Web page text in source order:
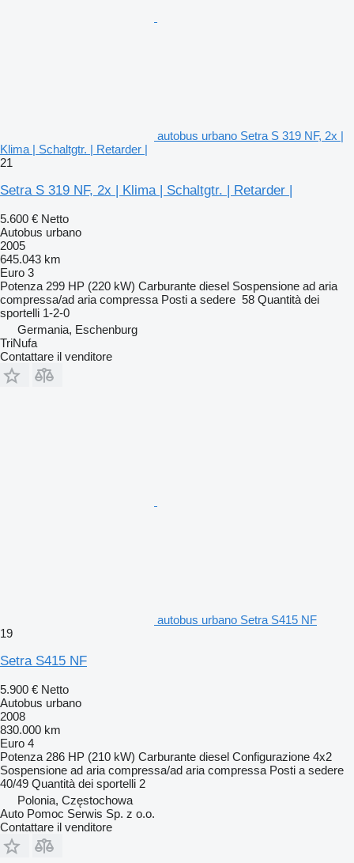
autobus urbano Setra S 319 NF, 2x |
Klima | Schaltgtr. | Retarder |
21
Setra S 319 NF, 2x | Klima | Schaltgtr. | Retarder |
5.600 € Netto
Autobus urbano
2005
645.043 km
Euro 3
Potenza 299 HP (220 kW) Carburante diesel Sospensione ad aria
compressa/ad aria compressa Posti a sedere 58 Quantità dei
sportelli 1-2-0
Germania, Eschenburg
TriNufa
Contattare il venditore
autobus urbano Setra S415 NF
19
Setra S415 NF
5.900 € Netto
Autobus urbano
2008
830.000 km
Euro 4
Potenza 286 HP (210 kW) Carburante diesel Configurazione 4x2
Sospensione ad aria compressa/ad aria compressa Posti a sedere
40/49 Quantità dei sportelli 2
Polonia, Częstochowa
Auto Pomoc Serwis Sp. z o.o.
Contattare il venditore